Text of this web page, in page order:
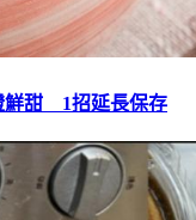
鮮甜 1招延長保存